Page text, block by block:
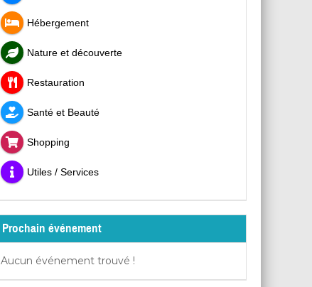
Hébergement
Nature et découverte
Restauration
Santé et Beauté
Shopping
Utiles / Services
Prochain événement
Aucun événement trouvé !